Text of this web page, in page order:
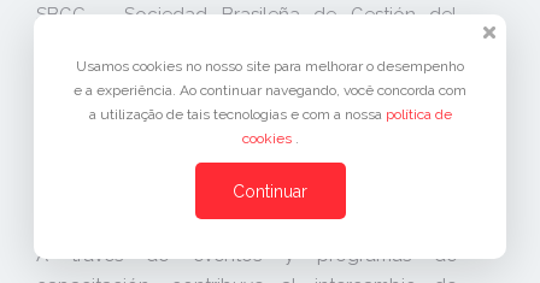
SBGC – Sociedad Brasileña de Gestión del
La SBGC es una organización de interés público
(OSCIP) que, desde 2001, promueve la
integración entre la academia, el tercer sector y
las organizaciones públicas y privadas
interesadas en practicar, desarrollar e investigar
la Gestión del Conocimiento.
A través de eventos y programas de
Usamos cookies no nosso site para melhorar o desempenho
e a experiência. Ao continuar navegando, você concorda com
a utilização de tais tecnologias e com a nossa política de
cookies .
Continuar